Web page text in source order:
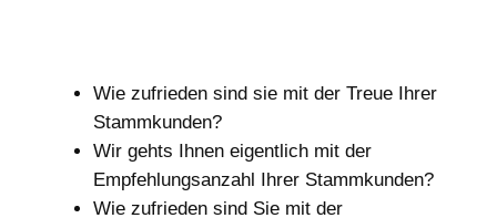
Wie zufrieden sind sie mit der Treue Ihrer
Stammkunden?
Wir gehts Ihnen eigentlich mit der
Empfehlungsanzahl Ihrer Stammkunden?
Wie zufrieden sind Sie mit der